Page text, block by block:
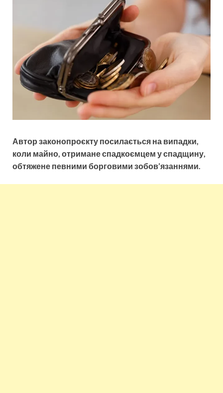
Автор законопроєкту посилається на випадки,
коли майно, отримане спадкоємцем у спадщину,
обтяжене певними борговими зобов’язаннями.